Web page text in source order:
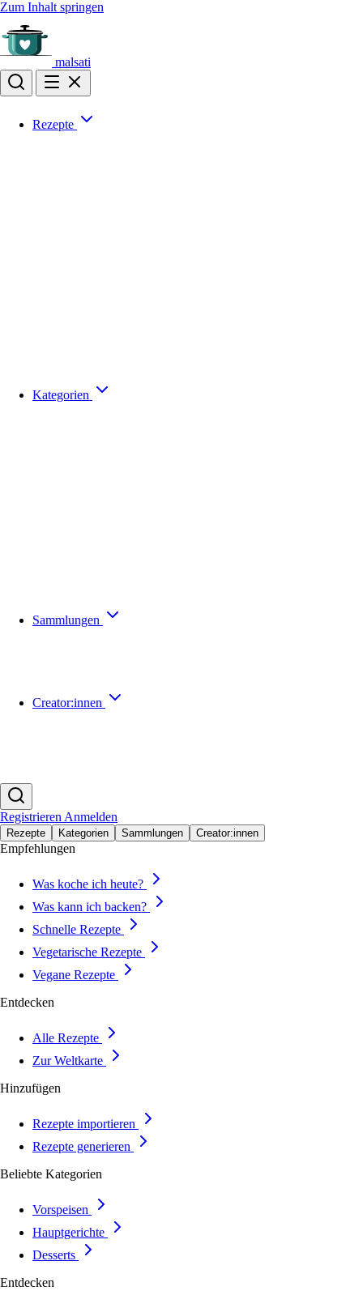
Zum Inhalt springen
malsati
Rezepte
Kategorien
Sammlungen
Creator:innen
Registrieren Anmelden
Rezepte Kategorien Sammlungen Creator:innen
Empfehlungen
Was koche ich heute?
Was kann ich backen?
Schnelle Rezepte
Vegetarische Rezepte
Vegane Rezepte
Entdecken
Alle Rezepte
Zur Weltkarte
Hinzufügen
Rezepte importieren
Rezepte generieren
Beliebte Kategorien
Vorspeisen
Hauptgerichte
Desserts
Entdecken